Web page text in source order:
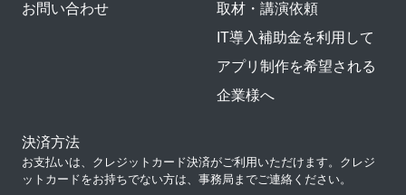
お問い合わせ
取材・講演依頼
IT導入補助金を利用して
アプリ制作を希望される
企業様へ
決済方法
お支払いは、クレジットカード決済がご利用いただけます。クレジ
ットカードをお持ちでない方は、事務局までご連絡ください。